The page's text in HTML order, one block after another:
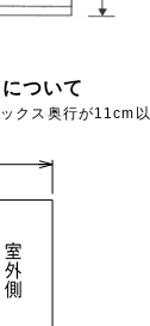
ついて
クス奥行が11cm